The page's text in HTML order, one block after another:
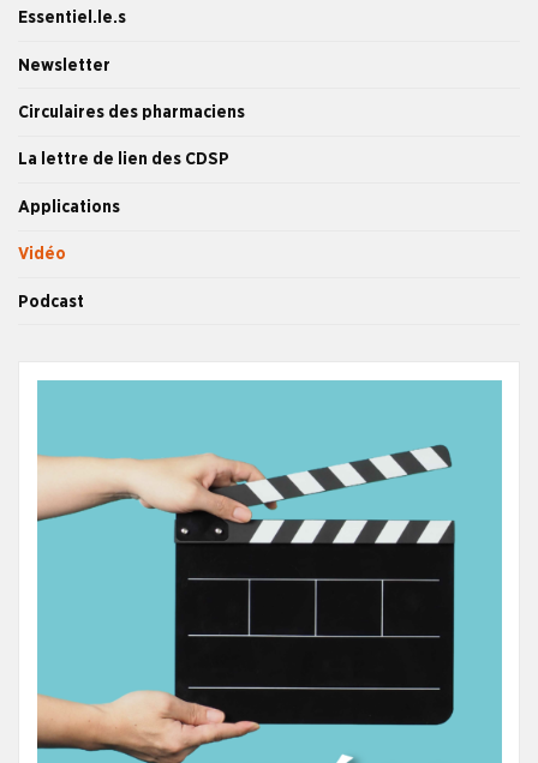
Essentiel.le.s
Newsletter
Circulaires des pharmaciens
La lettre de lien des CDSP
Applications
Vidéo
Podcast